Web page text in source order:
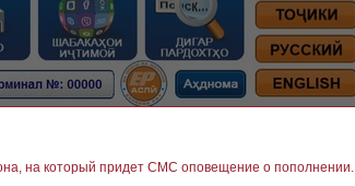
на который придет СМС оповещение о пополнении.